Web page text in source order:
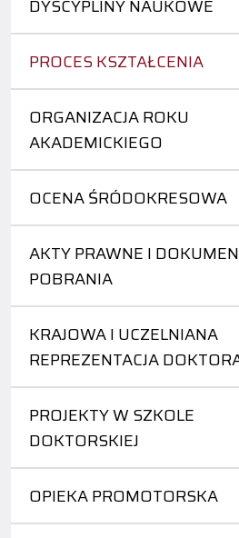
DYSCYPLINY NAUKOWE
PROCES KSZTAŁCENIA
ORGANIZACJA ROKU
AKADEMICKIEGO
OCENA ŚRÓDOKRESOWA
AKTY PRAWNE I
POBRANIA
KRAJOWA I UCZELNIANA
REPREZENTACJA
PROJEKTY W SZKOLE
DOKTORSKIEJ
OPIEKA PROMOTORSKA